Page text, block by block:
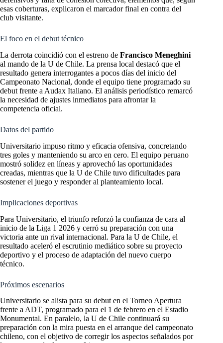
esas coberturas, explicaron el marcador final en contra del
club visitante.
El foco en el debut técnico
La derrota coincidió con el estreno de Francisco Meneghini
al mando de la U de Chile. La prensa local destacó que el
resultado genera interrogantes a pocos días del inicio del
Campeonato Nacional, donde el equipo tiene programado su
debut frente a Audax Italiano. El análisis periodístico remarcó
la necesidad de ajustes inmediatos para afrontar la
competencia oficial.
Datos del partido
Universitario impuso ritmo y eficacia ofensiva, concretando
tres goles y manteniendo su arco en cero. El equipo peruano
mostró solidez en líneas y aprovechó las oportunidades
creadas, mientras que la U de Chile tuvo dificultades para
sostener el juego y responder al planteamiento local.
Implicaciones deportivas
Para Universitario, el triunfo reforzó la confianza de cara al
inicio de la Liga 1 2026 y cerró su preparación con una
victoria ante un rival internacional. Para la U de Chile, el
resultado aceleró el escrutinio mediático sobre su proyecto
deportivo y el proceso de adaptación del nuevo cuerpo
técnico.
Próximos escenarios
Universitario se alista para su debut en el Torneo Apertura
frente a ADT, programado para el 1 de febrero en el Estadio
Monumental. En paralelo, la U de Chile continuará su
preparación con la mira puesta en el arranque del campeonato
chileno, con el objetivo de corregir los aspectos señalados por